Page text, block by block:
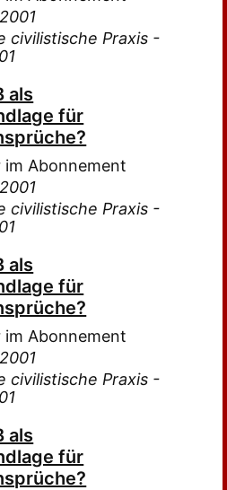
civilistische Praxis -
als
für
Abonnement
civilistische Praxis -
als
für
Abonnement
civilistische Praxis -
als
für